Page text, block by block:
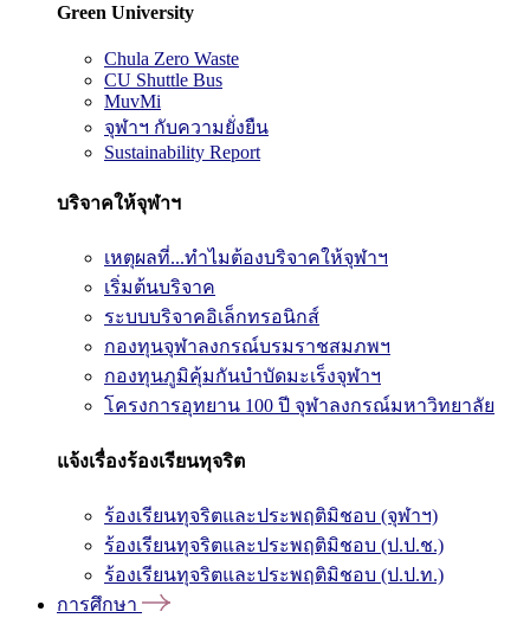
Green University
Chula Zero Waste
CU Shuttle Bus
MuvMi
จุฬาฯ กับความยั่งยืน
Sustainability Report
บริจาคให้จุฬาฯ
เหตุผลที่...ทำไมต้องบริจาคให้จุฬาฯ
เริ่มต้นบริจาค
ระบบบริจาคอิเล็กทรอนิกส์
กองทุนจุฬาลงกรณ์บรมราชสมภพฯ
กองทุนภูมิคุ้มกันบำบัดมะเร็งจุฬาฯ
โครงการอุทยาน 100 ปี จุฬาลงกรณ์มหาวิทยาลัย
แจ้งเรื่องร้องเรียนทุจริต
ร้องเรียนทุจริตและประพฤติมิชอบ (จุฬาฯ)
ร้องเรียนทุจริตและประพฤติมิชอบ (ป.ป.ช.)
ร้องเรียนทุจริตและประพฤติมิชอบ (ป.ป.ท.)
การศึกษา